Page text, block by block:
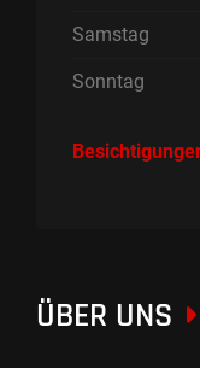
Samstag
Sonntag
ÜBER UNS